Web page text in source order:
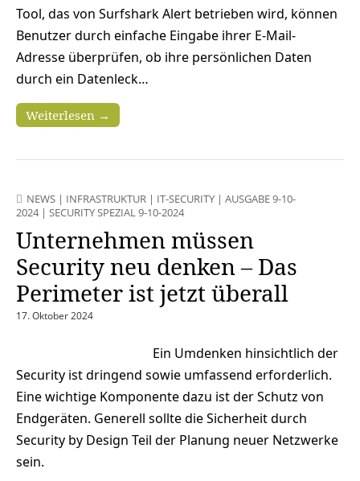
Tool, das von Surfshark Alert betrieben wird, können
Benutzer durch einfache Eingabe ihrer E-Mail-
Adresse überprüfen, ob ihre persönlichen Daten
durch ein Datenleck…
Weiterlesen →
NEWS | INFRASTRUKTUR | IT-SECURITY | AUSGABE 9-10-
2024| SECURITY SPEZIAL 9-10-2024
Unternehmen müssen
Security neu denken – Das
Perimeter ist jetzt überall
17. Oktober 2024
Ein Umdenken hinsichtlich der
Security ist dringend sowie umfassend erforderlich.
Eine wichtige Komponente dazu ist der Schutz von
Endgeräten. Generell sollte die Sicherheit durch
Security by Design Teil der Planung neuer Netzwerke
sein.